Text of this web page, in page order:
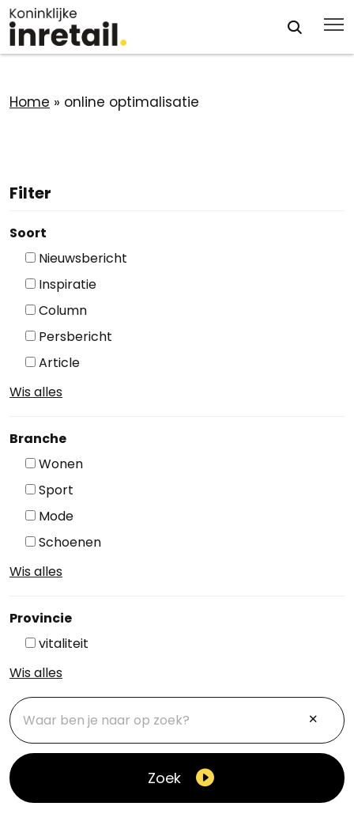
Home » online optimalisatie
Filter
Soort
Nieuwsbericht
Inspiratie
Column
Persbericht
Article
Wis alles
Branche
Wonen
Sport
Mode
Schoenen
Wis alles
Provincie
vitaliteit
Wis alles
Zoek